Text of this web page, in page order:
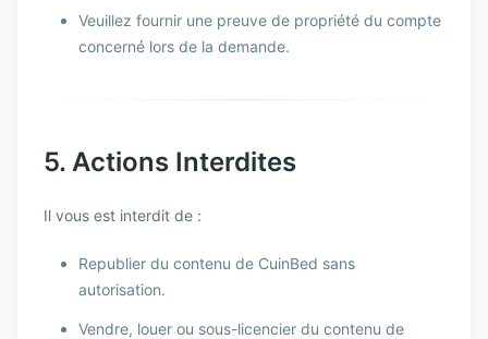
Veuillez fournir une preuve de propriété du compte
concerné lors de la demande.
5. Actions Interdites
Il vous est interdit de :
Republier du contenu de CuinBed sans
autorisation.
Vendre, louer ou sous-licencier du contenu de